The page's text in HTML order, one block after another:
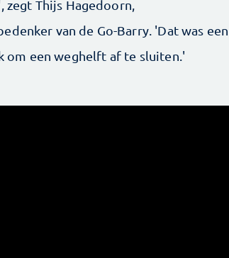
Thijs Hagedoorn,
van de Go-Barry. 'Dat was een
om een weghelft af te sluiten.'